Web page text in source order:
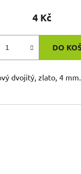
4 Kč
DO
dvojitý, zlato, 4